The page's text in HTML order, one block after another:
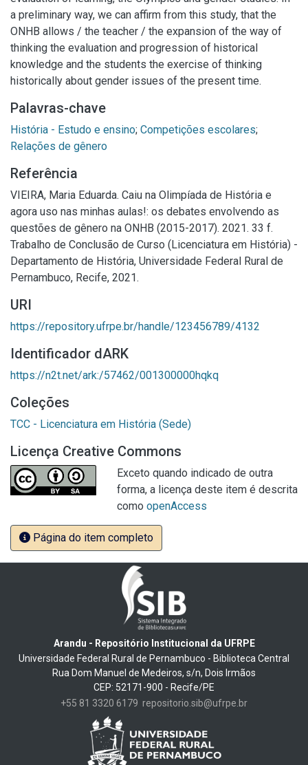
a preliminary way, we can affirm from this study, that the
ONHB allows / the teacher / the expansion of the way of
thinking the evaluation and progression of historical
knowledge and the students the exercise of thinking
historically about gender issues of the present time.
Palavras-chave
História - Estudo e ensino; Competições escolares;
Relações de gênero
Referência
VIEIRA, Maria Eduarda. Caiu na Olimpíada de História e
agora uso nas minhas aulas!: os debates envolvendo as
questões de gênero na ONHB (2015-2017). 2021. 33 f.
Trabalho de Conclusão de Curso (Licenciatura em História) -
Departamento de História, Universidade Federal Rural de
Pernambuco, Recife, 2021.
URI
https://repository.ufrpe.br/handle/123456789/4132
Identificador dARK
https://n2t.net/ark:/57462/001300000hqkq
Coleções
TCC - Licenciatura em História (Sede)
Licença Creative Commons
Exceto quando indicado de outra
forma, a licença deste item é descrita
como openAccess
Página do item completo
Arandu - Repositório Institucional da UFRPE
Universidade Federal Rural de Pernambuco - Biblioteca Central
Rua Dom Manuel de Medeiros, s/n, Dois Irmãos
CEP: 52171-900 - Recife/PE
+55 81 3320 6179 repositorio.sib@ufrpe.br